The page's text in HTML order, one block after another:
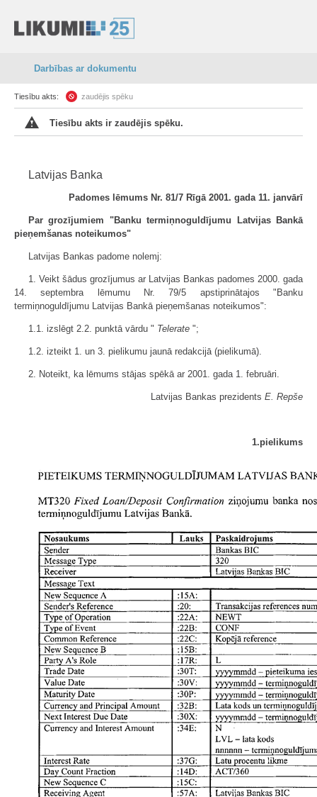
Darbības ar dokumentu
Tiesību akts: zaudējis spēku
Tiesību akts ir zaudējis spēku.
Latvijas Banka
Padomes lēmums Nr. 81/7 Rīgā 2001. gada 11. janvārī
Par grozījumiem "Banku termiņnoguldījumu Latvijas Bankā
pieņemšanas noteikumos"
Latvijas Bankas padome nolemj:
1. Veikt šādus grozījumus ar Latvijas Bankas padomes 2000. gada
14. septembra lēmumu Nr. 79/5 apstiprinātajos "Banku
termiņnoguldījumu Latvijas Bankā pieņemšanas noteikumos":
1.1. izslēgt 2.2. punktā vārdu " Telerate ";
1.2. izteikt 1. un 3. pielikumu jaunā redakcijā (pielikumā).
2. Noteikt, ka lēmums stājas spēkā ar 2001. gada 1. februāri.
Latvijas Bankas prezidents E. Repše
1.pielikums